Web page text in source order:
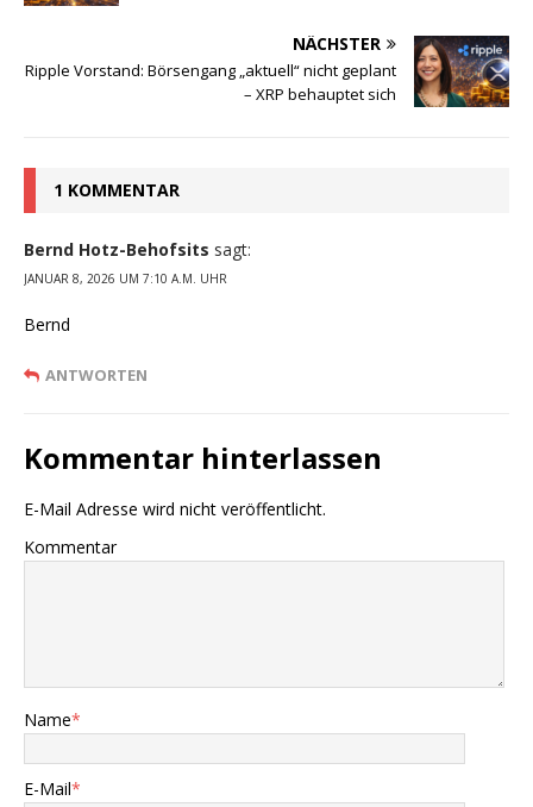
NÄCHSTER
Ripple Vorstand: Börsengang „aktuell“ nicht geplant
– XRP behauptet sich
1 KOMMENTAR
Bernd Hotz-Behofsits sagt:
JANUAR 8, 2026 UM 7:10 A.M. UHR
Bernd
ANTWORTEN
Kommentar hinterlassen
E-Mail Adresse wird nicht veröffentlicht.
Kommentar
Name*
E-Mail*